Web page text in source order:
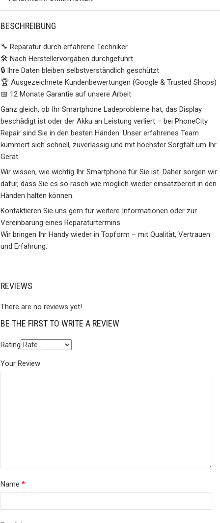
BESCHREIBUNG
🔧 Reparatur durch erfahrene Techniker
🛠️ Nach Herstellervorgaben durchgeführt
🔒 Ihre Daten bleiben selbstverständlich geschützt
🏆 Ausgezeichnete Kundenbewertungen (Google & Trusted Shops)
📅 12 Monate Garantie auf unsere Arbeit
Ganz gleich, ob Ihr Smartphone Ladeprobleme hat, das Display
beschädigt ist oder der Akku an Leistung verliert – bei PhoneCity
Repair sind Sie in den besten Händen. Unser erfahrenes Team
kümmert sich schnell, zuverlässig und mit höchster Sorgfalt um Ihr
Gerät.
Wir wissen, wie wichtig Ihr Smartphone für Sie ist. Daher sorgen wir
dafür, dass Sie es so rasch wie möglich wieder einsatzbereit in den
Händen halten können.
Kontaktieren Sie uns gern für weitere Informationen oder zur
Vereinbarung eines Reparaturtermins.
Wir bringen Ihr Handy wieder in Topform – mit Qualität, Vertrauen
und Erfahrung.
REVIEWS
There are no reviews yet!
BE THE FIRST TO WRITE A REVIEW
Rating
Your Review
Name *